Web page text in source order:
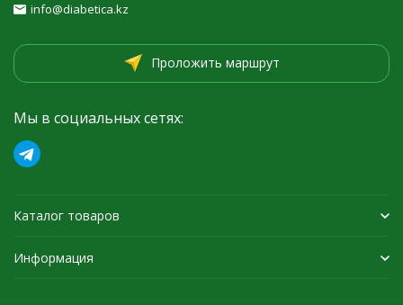
info@diabetica.kz
Проложить маршрут
Мы в социальных сетях:
Каталог товаров
Информация